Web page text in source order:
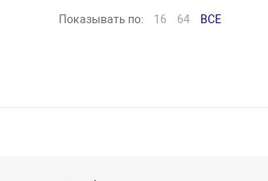
Показывать по: 16 64 ВСЕ